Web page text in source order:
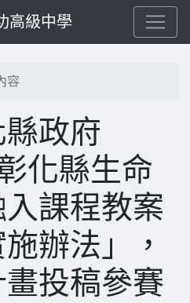
高級中學
容
政府
化縣生命
課程教案
辦法」，
投稿參賽